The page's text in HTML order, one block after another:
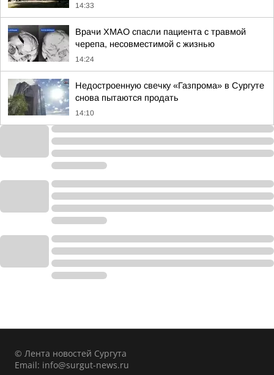
14:33
Врачи ХМАО спасли пациента с травмой
черепа, несовместимой с жизнью
14:24
Недостроенную свечку «Газпрома» в Сургуте
снова пытаются продать
14:10
© Лента новостей Сургута
Email: info@surgut-news.ru